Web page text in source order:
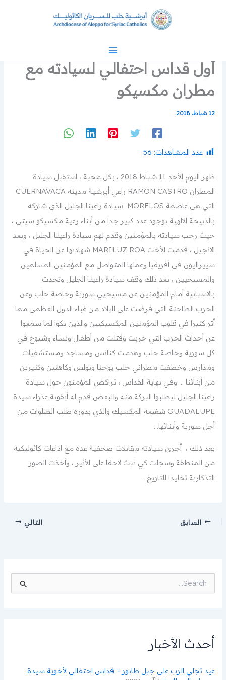
أول قداس احتفالي لسيادته مع
مطران مكسيكو
12 شباط، 2018
عدد المشاهدات: 56
ظهر اليوم الأحد 11 شباط 2018 ، بكل محبة ، استقبل سيادة
المطران RAMON CASTRO راعي أبرشية مدينة CUERNAVACA
التي هي عاصمة MORELOS سيادة راعينا الجليل الذي شاركه
بالذبيحة الالهية بوجود عدد كبير جدا من أبناء رعية مكسيكو سيتي ،
حيث رحب سيادته بالمؤمنين وقدم لهم سيادة راعينا الجليل ، وبعد
الانجيل ، قدمت الأخت MARILUZ ROA شهادتها عن الحياة في
سييراليون في أفريقيا وعملها المتواصل مع المؤمنين المسلمين
والمسيحيين ، بعد ذلك وقف سيادة راعينا الجليل وتحدث
بالاسبانية أمام المؤمنين عن مسيحيي سورية وخاصة حلب وعن
الحرب الطاحنة التي فرضت على البلاد من غباء الدول العظمى مما
أثر كثيرا في قلوب المؤمنين المكسيكيين والذين بكوا لما سمعوا
عن أحداث الحرب التي خربت وقتلت من أطفال ونساء وشيوخ في
كل سورية وخاصة حلب وهدمت كنائس ومساجد ومستشفيات
ومدارس وخطفت مطراني حلب يوحنا وبولس وكاهنين وكثيرين
من أبنائنا … وفي نهاية القداس ، تراكض المؤمنون حول سيادة
راعينا الجليل ليطلبوا البركة منه والبعض قدم له أيقونة عذراء سيدة
GUADALUPE شفيعة المكسيك والذي بدوره طلب الصلوات من
أجل سورية وأبنائها…
بعد ذلك ، أجرى سيادته مقابلات صحفية عدة مع اذاعات كاثوليكية
من المنطقة وسجلت كي تبث لاحقا على الأثير ، وأخذت الصور
التذكارية تخليدا للتاريخ .
السابق التالي
ن
أحدث الأخبار
عيد تجلي الرب على جبل طابور – قداس احتفالي لأخوية سيدة